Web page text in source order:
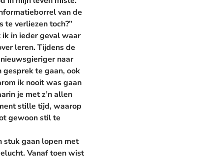
van de
te verliezen toch?”
in ieder geval waar
leren. Tijdens de
naar
te gaan, ook
ik nooit was gaan
je met z’n allen
stille tijd, waarop
gewoon stil te
stuk gaan lopen met
Vanaf toen wist